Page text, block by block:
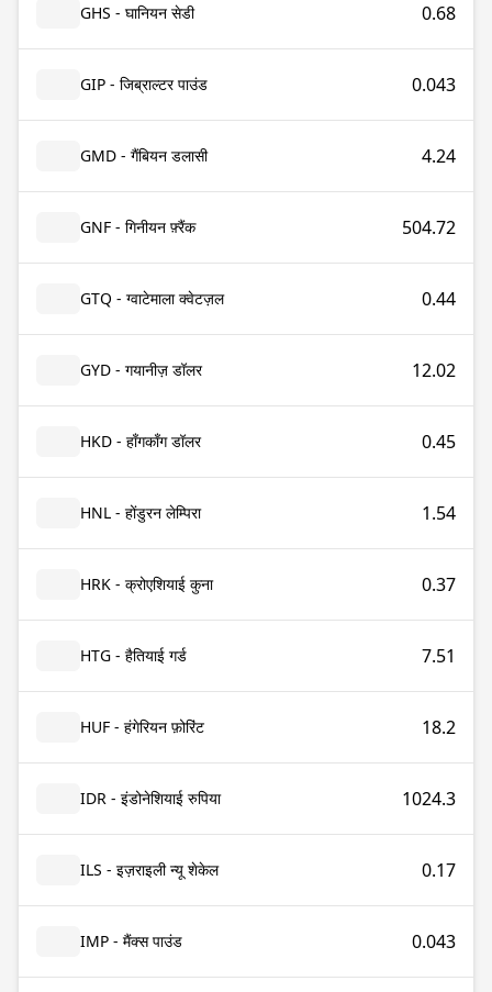
GHS - घानियन सेडी 0.68
GIP - जिब्राल्टर पाउंड 0.043
GMD - गैंबियन डलासी 4.24
GNF - गिनीयन फ़्रैंक 504.72
GTQ - ग्वाटेमाला क्वेटज़ल 0.44
GYD - गयानीज़ डॉलर 12.02
HKD - हाँगकाँग डॉलर 0.45
HNL - होंडुरन लेम्पिरा 1.54
HRK - क्रोएशियाई कुना 0.37
HTG - हैतियाई गर्ड 7.51
HUF - हंगेरियन फ़ोरिंट 18.2
IDR - इंडोनेशियाई रुपिया 1024.3
ILS - इज़राइली न्यू शेकेल 0.17
IMP - मैंक्स पाउंड 0.043